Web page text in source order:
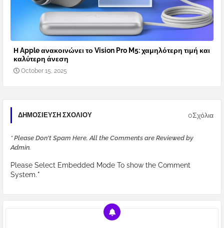
Η Apple ανακοινώνει το Vision Pro M5: χαμηλότερη τιμή και
καλύτερη άνεση
October 15, 2025
ΔΗΜΟΣΊΕΥΣΗ ΣΧΟΛΊΟΥ 0Σχόλια
* Please Don't Spam Here. All the Comments are Reviewed by
Admin.
Please Select Embedded Mode To show the Comment
System.*